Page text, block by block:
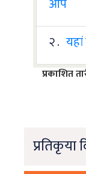
आप
२ .
प्रकाशित
प्रतिकृया